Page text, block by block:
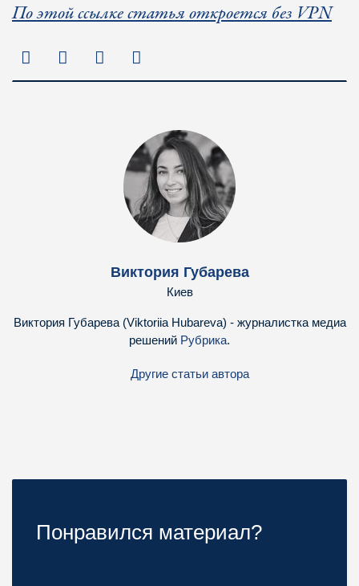
По этой ссылке статья откроется без VPN
Виктория Губарева
Киев
Виктория Губарева (Viktoriia Hubareva) - журналистка медиа
решений Рубрика.
Другие статьи автора
Понравился материал?